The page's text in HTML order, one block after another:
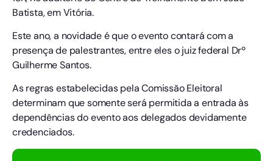
Batista, em Vitória.
Este ano, a novidade é que o evento contará com a
presença de palestrantes, entre eles o juiz federal Drº
Guilherme Santos.
As regras estabelecidas pela Comissão Eleitoral
determinam que somente será permitida a entrada às
dependências do evento aos delegados devidamente
credenciados.